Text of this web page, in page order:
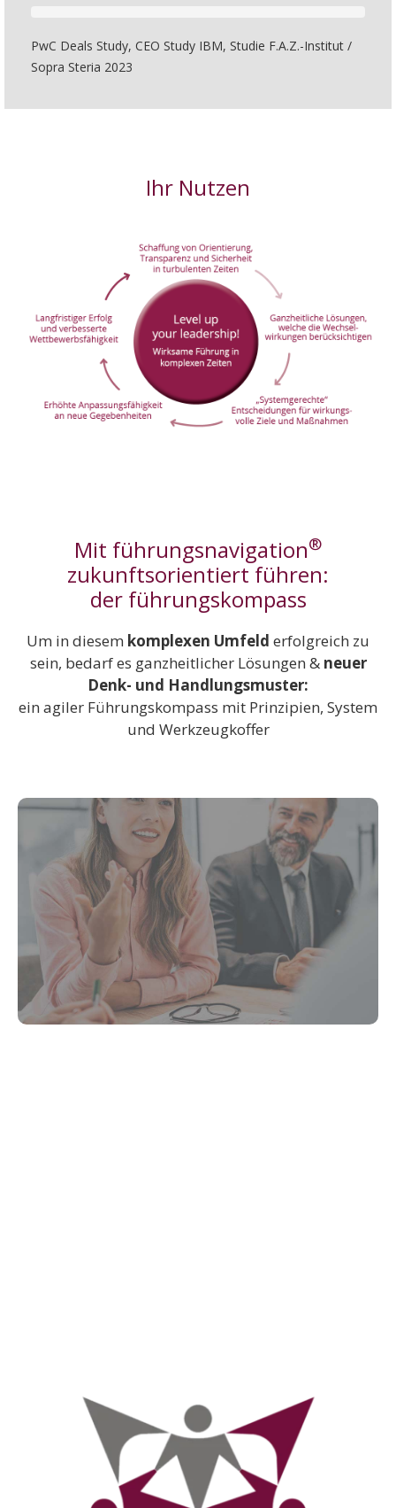
PwC Deals Study, CEO Study IBM, Studie F.A.Z.-Institut /
Sopra Steria 2023
Ihr Nutzen
Mit führungsnavigation®
zukunftsorientiert führen:
der führungskompass
Um in diesem komplexen Umfeld erfolgreich zu
sein, bedarf es ganzheitlicher Lösungen & neuer
Denk- und Handlungsmuster:
ein agiler Führungskompass mit Prinzipien, System
und Werkzeugkoffer
leading oneself
mit BURN IN fit und resilient im
Business